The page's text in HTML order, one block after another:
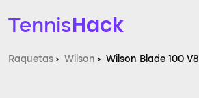
TennisHack
Raquetas › Wilson › Wilson Blade 100 V8